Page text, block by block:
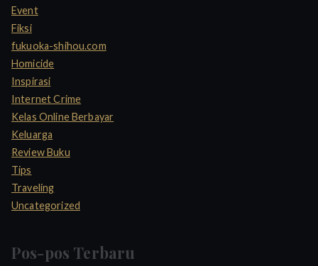
Event
Fiksi
fukuoka-shihou.com
Homicide
Inspirasi
Internet Crime
Kelas Online Berbayar
Keluarga
Review Buku
Tips
Traveling
Uncategorized
Pos-pos Terbaru